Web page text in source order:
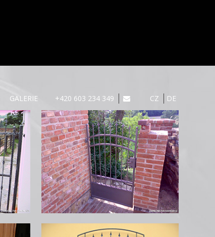
GALERIE +420 603 234 349 CZ DE